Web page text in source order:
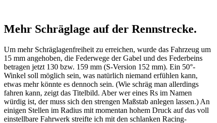
Mehr Schräglage auf der Rennstrecke.
Um mehr Schräglagenfreiheit zu erreichen, wurde das Fahrzeug um
15 mm angehoben, die Federwege der Gabel und des Federbeins
betragen jetzt 130 bzw. 159 mm (S-Version 152 mm). Ein 50°-
Winkel soll möglich sein, was natürlich niemand erfühlen kann,
etwas mehr könnte es dennoch sein. (Wie schräg man allerdings
fahren kann, zeigt das Titelbild. Aber wer eines Rs im Namen
würdig ist, der muss sich den strengen Maßstab anlegen lassen.) An
einigen Stellen im Radius mit momentan hohem Druck auf das voll
einstellbare Fahrwerk streifte ich mit den schlanken Racing-